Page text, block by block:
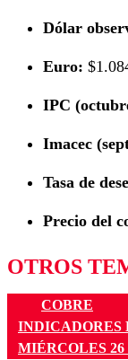
Dólar
Euro:
IPC
Imacec
Tasa de
Precio del
OTROS
COBRE
INDICADORES
MIÉRCOLES